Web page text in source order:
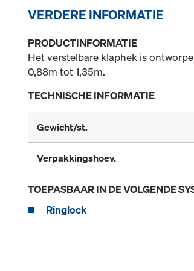
VERDERE INFORMATIE
PRODUCTINFORMATIE
Het verstelbare klaphek is
0,88m tot 1,35m.
TECHNISCHE INFORMATIE
Gewicht/st.
Verpakkingshoev.
TOEPASBAAR IN DE VOLGENDE
Ringlock